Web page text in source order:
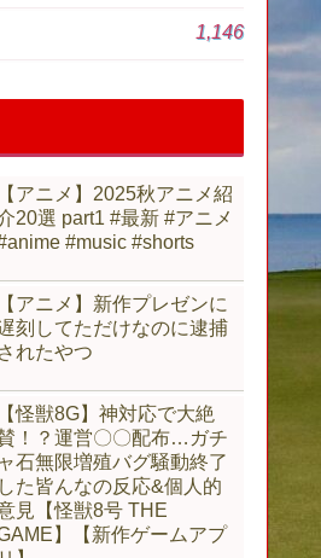
1,146
【アニメ】2025秋アニメ紹
20選 part1 #最新 #アニメ
#music #shorts
【アニメ】新作プレゼンに
刻してただけなのに逮捕
されたやつ
【怪獣8G】神対応で大絶
！？運営〇〇配布…ガチ
ャ石無限増殖バグ騒動終了
した皆んなの反応&個人的
見【怪獣8号 THE
】【新作ゲームアプ